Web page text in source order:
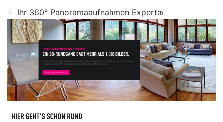
Ihr 360° Panoramaaufnahmen Experte.